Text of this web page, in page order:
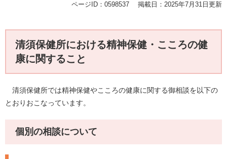
ページID：0598537 掲載日：2025年7月31日更新
清須保健所における精神保健・こころの健
康に関すること
清須保健所では精神保健やこころの健康に関する御相談を以下の
とおりおこなっています。
個別の相談について